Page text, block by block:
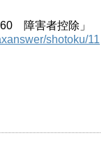
障害者控除」
shotoku/11